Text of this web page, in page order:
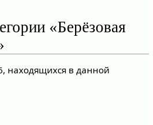
«Берёзовая
находящихся в данной